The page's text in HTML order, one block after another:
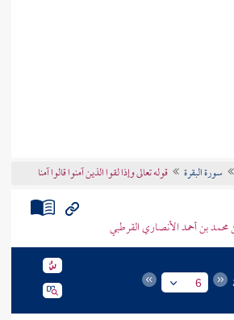
سورة البقرة قوله تعالى وإذا لقوا الذين آمنوا قالوا آمنا
بن أحمد الأنصاري القرطبي
6